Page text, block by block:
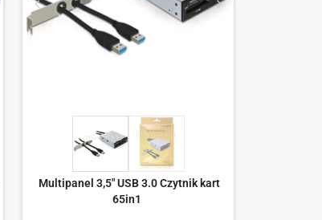
Multipanel 3,5" USB 3.0 Czytnik kart
65in1